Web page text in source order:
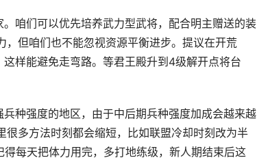
咱们可以优先培养武力型武将，配合明主赠送的装
但咱们也不能忽视资源平衡进步。提议在开荒
样能避免走弯路。等君王殿升到4级解开点将台
种强度的地区，由于中后期兵种强度加成会越来越
多方法时刻都会缩短，比如联盟冷却时刻改为半
每天把体力用完，多打地练级，新人期结束后这